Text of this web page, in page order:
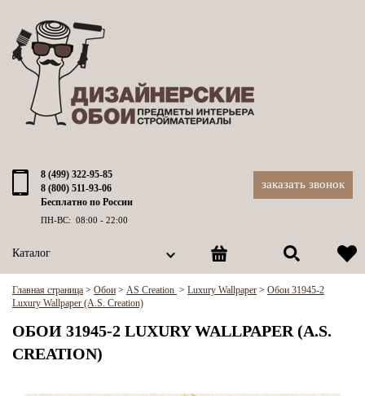
8 (499) 322-95-85
8 (800) 511-93-06
Бесплатно по России
ПН-ВС: 08:00 - 22:00
заказать звонок
Каталог
Главная страница > Обои > AS Creation > Luxury Wallpaper > Обои 31945-2
Luxury Wallpaper (A.S. Creation)
ОБОИ 31945-2 LUXURY WALLPAPER (A.S.
CREATION)